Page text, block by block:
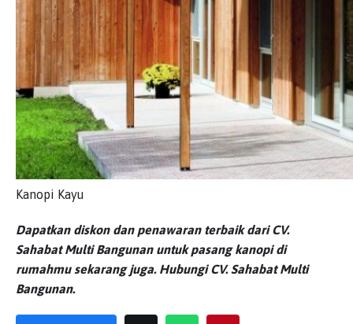
Kanopi Kayu
Dapatkan diskon dan penawaran terbaik dari CV.
Sahabat Multi Bangunan untuk pasang kanopi di
rumahmu sekarang juga. Hubungi CV. Sahabat Multi
Bangunan.